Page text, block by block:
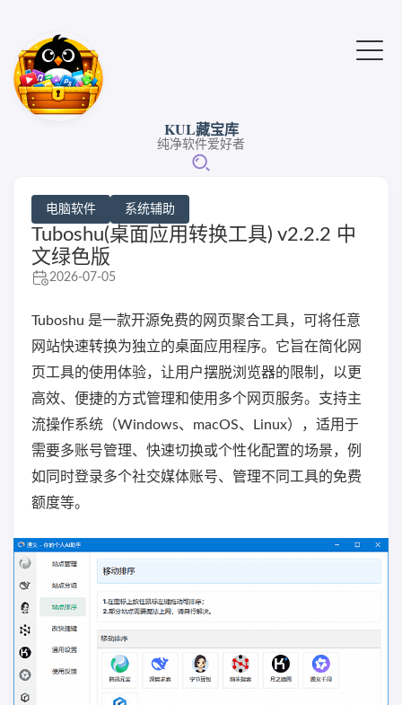
KUL藏宝库
纯净软件爱好者
电脑软件 系统辅助
Tuboshu(桌面应用转换工具) v2.2.2 中
文绿色版
2026-07-05
Tuboshu 是一款开源免费的网页聚合工具，可将任意
网站快速转换为独立的桌面应用程序。它旨在简化网
页工具的使用体验，让用户摆脱浏览器的限制，以更
高效、便捷的方式管理和使用多个网页服务。支持主
流操作系统（Windows、macOS、Linux），适用于
需要多账号管理、快速切换或个性化配置的场景，例
如同时登录多个社交媒体账号、管理不同工具的免费
额度等。